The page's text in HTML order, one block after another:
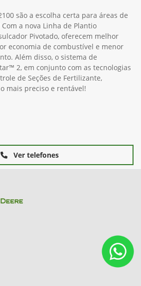
são a escolha certa para áreas de
a nova Linha de Plantio
Pivotado, oferecem melhor
economia de combustível e menor
Além disso, o sistema de
2, em conjunto com as tecnologias
de Seções de Fertilizante,
mais preciso e rentável!
Ver telefones